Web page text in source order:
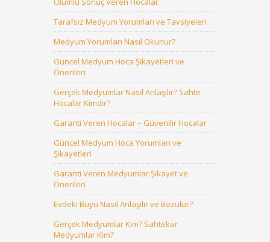
Tarafsız Medyum Yorumları ve Tavsiyeleri
Medyum Yorumları Nasıl Okunur?
Güncel Medyum Hoca Şikayetleri ve
Önerileri
Gerçek Medyumlar Nasıl Anlaşılır? Sahte
Hocalar Kimdir?
Garanti Veren Hocalar – Güvenilir Hocalar
Güncel Medyum Hoca Yorumları ve
Şikayetleri
Garanti Veren Medyumlar Şikayet ve
Önerileri
Evdeki Büyü Nasıl Anlaşılır ve Bozulur?
Gerçek Medyumlar Kim? Sahtekar
Medyumlar Kim?